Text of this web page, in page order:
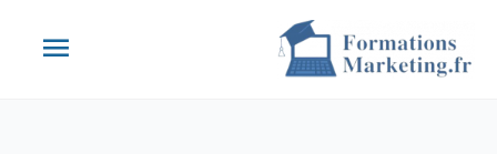
Menu